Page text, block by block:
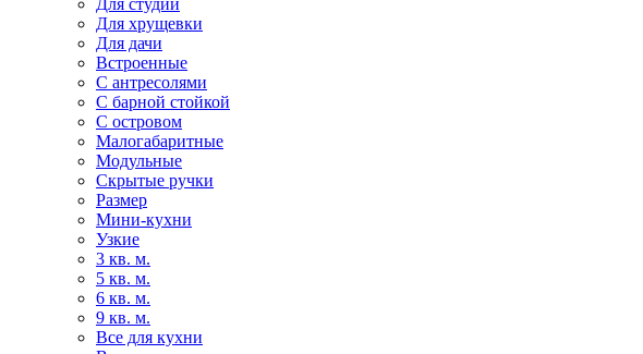
Для хрущевки
Для дачи
Встроенные
С антресолями
С барной стойкой
С островом
Малогабаритные
Модульные
Скрытые ручки
Размер
Мини-кухни
Узкие
3 кв. м.
5 кв. м.
6 кв. м.
9 кв. м.
Все для кухни